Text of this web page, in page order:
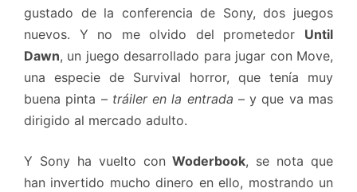
gustado de la conferencia de Sony, dos juegos
nuevos. Y no me olvido del prometedor Until
Dawn, un juego desarrollado para jugar con Move,
una especie de Survival horror, que tenía muy
buena pinta – tráiler en la entrada – y que va mas
dirigido al mercado adulto.
Y Sony ha vuelto conWoderbook, se nota que
han invertido mucho dinero en ello, mostrando un